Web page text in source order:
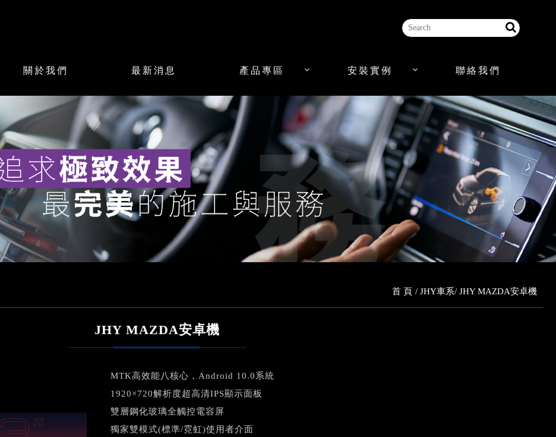
關於我們 最新消息 產品專區 安裝實例 聯絡我們
首 頁 JHY車系 JHY MAZDA安卓機
JHY MAZDA安卓機
MTK高效能八核心，Android 10.0系統
1920×720解析度超高清IPS顯示面板
雙層鋼化玻璃全觸控電容屏
獨家雙模式(標準/霓虹)使用者介面